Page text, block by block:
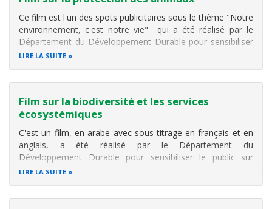
Ce film est l'un des spots publicitaires sous le thème "Notre
environnement, c'est notre vie" qui a été réalisé par le
Département du Développement Durable pour sensibiliser
le publique sur la protection des animaux.
LIRE LA SUITE
Film sur la biodiversité et les services
écosystémiques
C'est un film, en arabe avec sous-titrage en français et en
anglais, a été réalisé par le Département du
Développement Durable pour sensibiliser le public sur
l'importance de la biodiversité et les services
LIRE LA SUITE